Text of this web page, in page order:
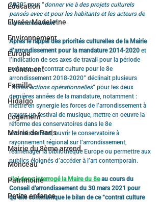
Education
Elysée-Madeleine
Environnement
Europe
Evénement
Famille
Hidalgo
Logement
Mairie de Paris
Mairie du 8ème arrond.
Monceau
Patrimoine
Petite enfance
2020” pour “donner vie à des projets culturels
pensés avec et pour les habitants et les acteurs de
l’arrondissement”.
Après le rappel des priorités culturelles de la Mairie
d’arrondissement pour la mandature 2014-2020 et
l’indication de ses axes de travail pour la période
restante, ce “contrat culture pour le 8e
arrondissement 2018-2020” déclinait plusieurs
“fiches actions opérationnelles” pour les deux
dernières années de la mandature, notamment :
mettre en synergie les forces de l’arrondissement à
travers un festival de musique, mettre en oeuvre la
réforme des conservatoires dans le 8e
arrondissement, ouvrir le conservatoire à
rayonnement régional sur l’arrondissement,
réaménager la bibliothèque Europe ou permettre aux
publics éloignés d’accéder à l’art contemporain.
J’ai donc interrogé la Maire du 8e au cours du
Conseil d'arrondissement du 30 mars 2021 pour
qu’elle communique le bilan de ce “contrat culture